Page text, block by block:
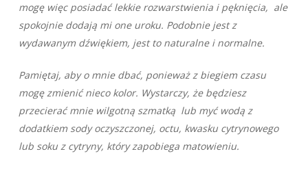
mogę więc posiadać lekkie rozwarstwienia i pęknięcia, ale
spokojnie dodają mi one uroku. Podobnie jest z
wydawanym dźwiękiem, jest to naturalne i normalne.
Pamiętaj, aby o mnie dbać, ponieważ z biegiem czasu
mogę zmienić nieco kolor. Wystarczy, że będziesz
przecierać mnie wilgotną szmatką lub myć wodą z
dodatkiem sody oczyszczonej, octu, kwasku cytrynowego
lub soku z cytryny, który zapobiega matowieniu.